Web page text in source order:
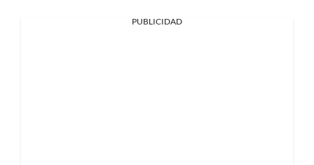
PUBLICIDAD